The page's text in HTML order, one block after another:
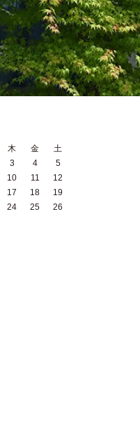
木 金
土
3 4
5
10 11
12
17 18
19
24 25
26